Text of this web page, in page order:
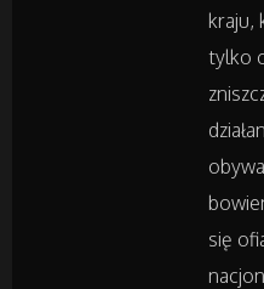
kraju,
tylko
się